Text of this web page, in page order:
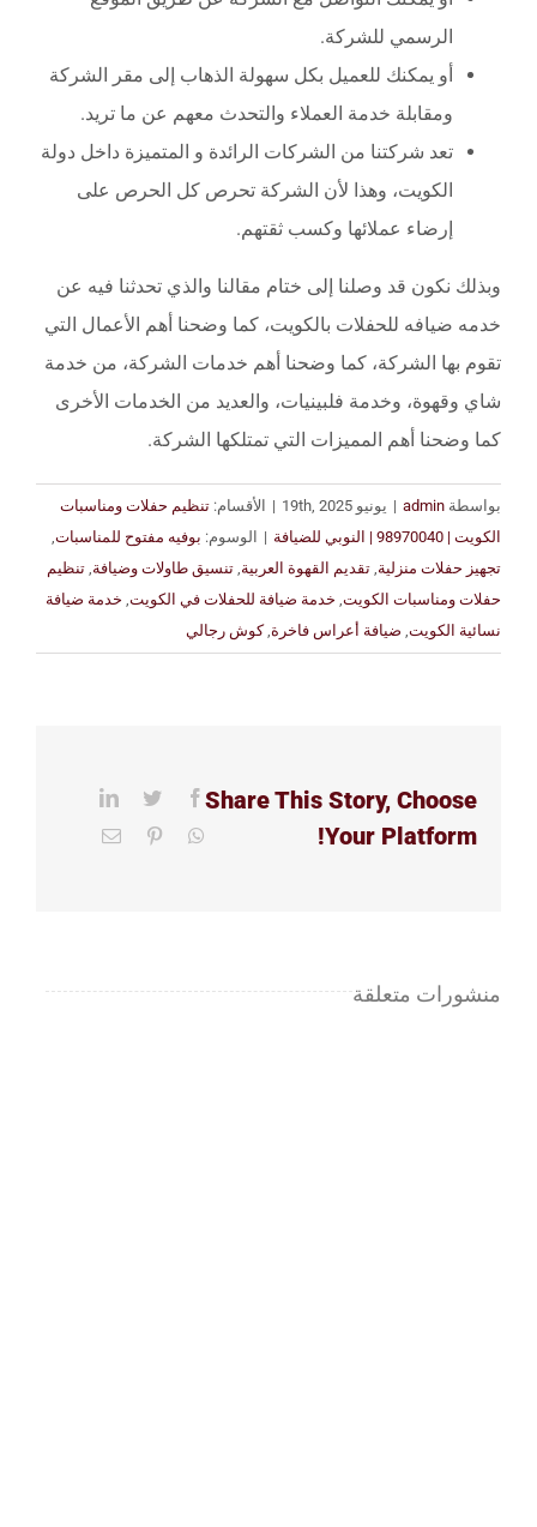
الرسمي للشركة.
أو يمكنك للعميل بكل سهولة الذهاب إلى مقر الشركة
ومقابلة خدمة العملاء والتحدث معهم عن ما تريد.
تعد شركتنا من الشركات الرائدة و المتميزة داخل دولة
الكويت، وهذا لأن الشركة تحرص كل الحرص على
إرضاء عملائها وكسب ثقتهم.
وبذلك نكون قد وصلنا إلى ختام مقالنا والذي تحدثنا فيه عن
خدمه ضيافه للحفلات بالكويت، كما وضحنا أهم الأعمال التي
تقوم بها الشركة، كما وضحنا أهم خدمات الشركة، من خدمة
شاي وقهوة، وخدمة فلبينيات، والعديد من الخدمات الأخرى
كما وضحنا أهم المميزات التي تمتلكها الشركة.
بواسطة admin
| يونيو 19th, 2025 | الأقسام: تنظيم حفلات ومناسبات
الكويت | 98970040 | النوبي للضيافة
| الوسوم: بوفيه مفتوح للمناسبات
تجهيز حفلات منزلية تقديم القهوة العربية تنسيق طاولات وضيافة تنظيم
حفلات ومناسبات الكويت خدمة ضيافة للحفلات في الكويت خدمة ضيافة
نسائية الكويت ضيافة أعراس فاخرة ,كوش رجالي
Share This Story, Choose
Your Platform!
Facebook
Twitter
LinkedIn
WhatsApp
Pinterest
Email
منشورات متعلقة